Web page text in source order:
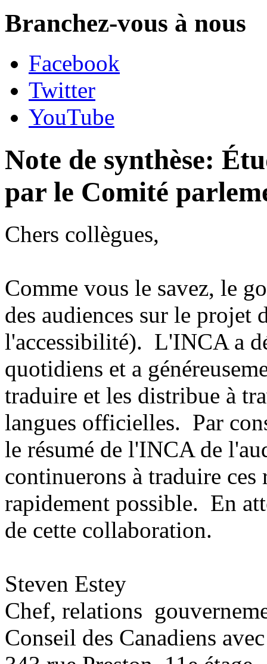
Branchez-vous à nous
Facebook
Twitter
YouTube
Note de synthèse:
par le Comité
Chers collègues,
Comme vous le savez, le
des audiences sur le
l'accessibilité). L'INCA a
quotidiens et a
traduire et les distribue à
langues officielles. Par
le résumé de l'INCA de
continuerons à traduire
rapidement possible. En
de cette collaboration.
Steven Estey
Chef, relations
Conseil des Canadiens